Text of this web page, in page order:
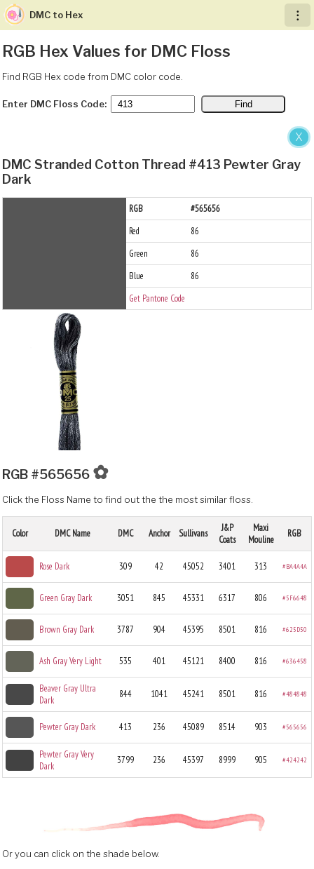
X
︙
DMC to Hex
RGB Hex Values for DMC Floss
Find RGB Hex code from DMC color code.
Enter DMC Floss Code:
DMC Stranded Cotton Thread #413 Pewter Gray
Dark
RGB
#565656
Red
86
Green
86
Blue
86
Get Pantone Code
RGB #565656 ✿
Click the Floss Name to find out the the most similar floss.
Color DMC Name DMC Anchor Sullivans
J&P
Coats
Maxi
Mouline
RGB
Rose Dark 309 42 45052 3401 313 #BA4A4A
Green Gray Dark 3051 845 45331 6317 806 #5F6648
Brown Gray Dark 3787 904 45395 8501 816 #625D50
Ash Gray Very Light 535 401 45121 8400 816 #636458
Beaver Gray Ultra
Dark
844 1041 45241 8501 816 #484848
Pewter Gray Dark 413 236 45089 8514 903 #565656
Pewter Gray Very
Dark
3799 236 45397 8999 905 #424242
Or you can click on the shade below.